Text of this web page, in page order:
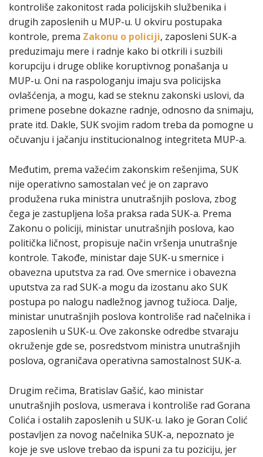
kontroliše zakonitost rada policijskih službenika i
drugih zaposlenih u MUP-u. U okviru postupaka
kontrole, prema Zakonu o policiji, zaposleni SUK-a
preduzimaju mere i radnje kako bi otkrili i suzbili
korupciju i druge oblike koruptivnog ponašanja u
MUP-u. Oni na raspologanju imaju sva policijska
ovlašćenja, a mogu, kad se steknu zakonski uslovi, da
primene posebne dokazne radnje, odnosno da snimaju,
prate itd. Dakle, SUK svojim radom treba da pomogne u
očuvanju i jačanju institucionalnog integriteta MUP-a.
Međutim, prema važećim zakonskim rešenjima, SUK
nije operativno samostalan već je on zapravo
produžena ruka ministra unutrašnjih poslova, zbog
čega je zastupljena loša praksa rada SUK-a. Prema
Zakonu o policiji, ministar unutrašnjih poslova, kao
politička ličnost, propisuje način vršenja unutrašnje
kontrole. Takođe, ministar daje SUK-u smernice i
obavezna uputstva za rad. Ove smernice i obavezna
uputstva za rad SUK-a mogu da izostanu ako SUK
postupa po nalogu nadležnog javnog tužioca. Dalje,
ministar unutrašnjih poslova kontroliše rad načelnika i
zaposlenih u SUK-u. Ove zakonske odredbe stvaraju
okruženje gde se, posredstvom ministra unutrašnjih
poslova, ograničava operativna samostalnost SUK-a.
Drugim rečima, Bratislav Gašić, kao ministar
unutrašnjih poslova, usmerava i kontroliše rad Gorana
Colića i ostalih zaposlenih u SUK-u. Iako je Goran Colić
postavljen za novog načelnika SUK-a, nepoznato je
koje je sve uslove trebao da ispuni za tu poziciju, jer